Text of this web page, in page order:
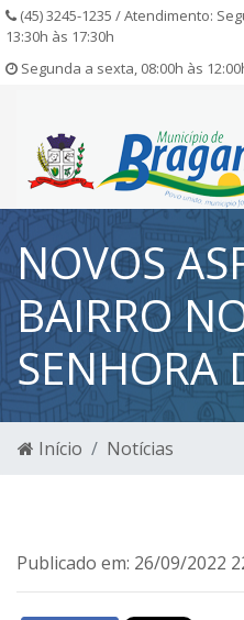
(45) 3245-1235 / Atendimento:
13:30h às 17:30h
Segunda a sexta, 08:00h às
NOVOS
BAIRRO
SENHORA
Início Notícias
Publicado em: 26/09/2022